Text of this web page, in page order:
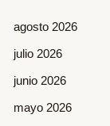
agosto 2026
julio 2026
junio 2026
mayo 2026